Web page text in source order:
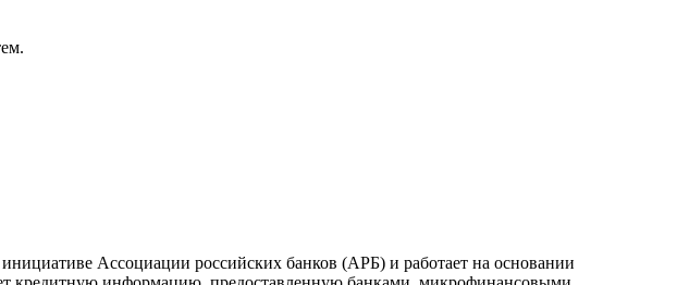
Ассоциации российских банков (АРБ) и работает на основании